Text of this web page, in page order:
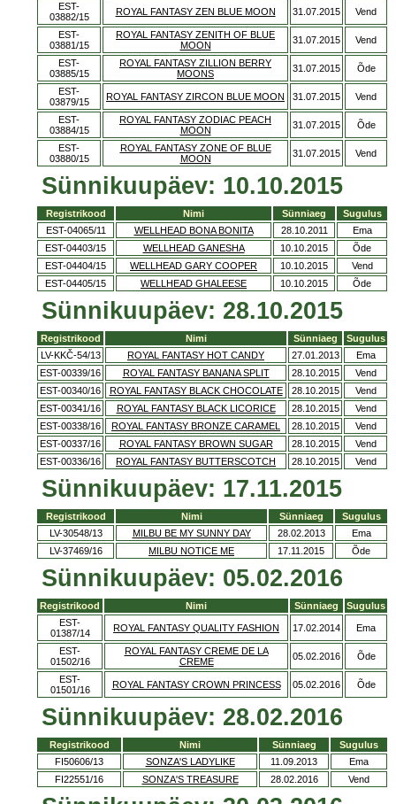
EST-
03882/15
ROYAL FANTASY ZEN BLUE MOON 31.07.2015 Vend
EST-
03881/15
ROYAL FANTASY ZENITH OF BLUE
MOON
31.07.2015 Vend
EST-
03885/15
ROYAL FANTASY ZILLION BERRY
MOONS
31.07.2015 Õde
EST-
03879/15
ROYAL FANTASY ZIRCON BLUE MOON 31.07.2015 Vend
EST-
03884/15
ROYAL FANTASY ZODIAC PEACH
MOON
31.07.2015 Õde
EST-
03880/15
ROYAL FANTASY ZONE OF BLUE
MOON
31.07.2015 Vend
Sünnikuupäev: 10.10.2015
Registrikood Nimi Sünniaeg
Sugulus
EST-04065/11
WELLHEAD BONA BONITA 28.10.2011
Ema
EST-04403/15
WELLHEAD GANESHA 10.10.2015
Õde
EST-04404/15
WELLHEAD GARY COOPER 10.10.2015
Vend
EST-04405/15
WELLHEAD GHALEESE 10.10.2015 Õde
Sünnikuupäev: 28.10.2015
Registrikood Nimi Sünniaeg
Sugulus
LV-KKČ-54/13
ROYAL FANTASY HOT CANDY 27.01.2013
Ema
EST-00339/16
ROYAL FANTASY BANANA SPLIT 28.10.2015
Vend
EST-00340/16
ROYAL FANTASY BLACK CHOCOLATE 28.10.2015
Vend
EST-00341/16
ROYAL FANTASY BLACK LICORICE 28.10.2015
Vend
EST-00338/16
ROYAL FANTASY BRONZE CARAMEL 28.10.2015
Vend
EST-00337/16
ROYAL FANTASY BROWN SUGAR 28.10.2015
Vend
EST-00336/16
ROYAL FANTASY BUTTERSCOTCH 28.10.2015 Vend
Sünnikuupäev: 17.11.2015
Registrikood Nimi Sünniaeg
Sugulus
LV-30548/13
MILBU BE MY SUNNY DAY 28.02.2013
Ema
LV-37469/16
MILBU NOTICE ME 17.11.2015 Õde
Sünnikuupäev: 05.02.2016
Registrikood Nimi Sünniaeg
Sugulus
EST-
01387/14
ROYAL FANTASY QUALITY FASHION 17.02.2014 Ema
EST-
01502/16
ROYAL FANTASY CREME DE LA
CREME
05.02.2016 Õde
EST-
01501/16
ROYAL FANTASY CROWN PRINCESS 05.02.2016 Õde
Sünnikuupäev: 28.02.2016
Registrikood Nimi Sünniaeg
Sugulus
FI50606/13
SONZA'S LADYLIKE 11.09.2013
Ema
FI22551/16
SONZA'S TREASURE 28.02.2016 Vend